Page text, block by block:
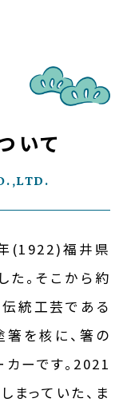
いて
(1922)福井県
。そこから約
統工芸である
を核に、箸の
ーです。2021
まっていた、ま